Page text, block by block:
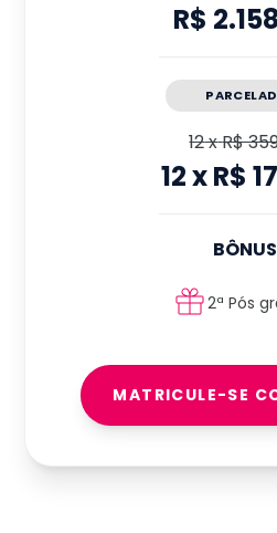
R$
12xR$
12xR$
2ª Pós
MATRICULE-SE